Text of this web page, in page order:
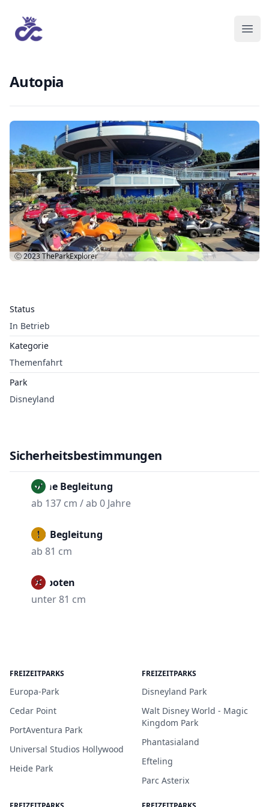
Autopia
Status
In Betrieb
Kategorie
Themenfahrt
Park
Disneyland
Ⓒ 2023TheParkExplorer
Sicherheitsbestimmungen
Ohne Begleitung
ab 137 cm / ab 0 Jahre
Mit Begleitung
ab 81 cm
Verboten
unter 81 cm
FREIZEITPARKS
Europa-Park
Cedar Point
PortAventura Park
Universal Studios Hollywood
Heide Park
FREIZEITPARKS
Disneyland Park
Walt Disney World - Magic
Kingdom Park
Phantasialand
Efteling
Parc Asterix